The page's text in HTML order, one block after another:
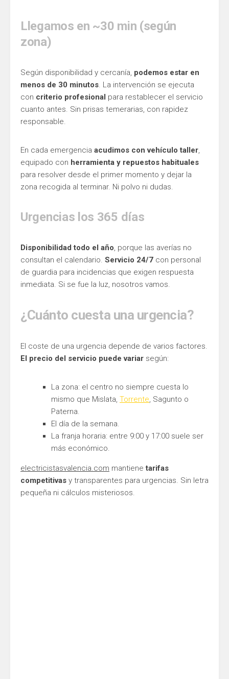
Llegamos en ~30 min (según
zona)
Según disponibilidad y cercanía, podemos estar en
menos de 30 minutos. La intervención se ejecuta
con criterio profesional para restablecer el servicio
cuanto antes. Sin prisas temerarias, con rapidez
responsable.
En cada emergencia acudimos con vehículo taller,
equipado con herramienta y repuestos habituales
para resolver desde el primer momento y dejar la
zona recogida al terminar. Ni polvo ni dudas.
Urgencias los 365 días
Disponibilidad todo el año, porque las averías no
consultan el calendario. Servicio 24/7 con personal
de guardia para incidencias que exigen respuesta
inmediata. Si se fue la luz, nosotros vamos.
¿Cuánto cuesta una urgencia?
El coste de una urgencia depende de varios factores.
El precio del servicio puede variar según:
La zona: el centro no siempre cuesta lo
mismo que Mislata, Torrente, Sagunto o
Paterna.
El día de la semana.
La franja horaria: entre 9:00 y 17:00 suele ser
más económico.
electricistasvalencia.com mantienetarifas
competitivas y transparentes para urgencias. Sin letra
pequeña ni cálculos misteriosos.